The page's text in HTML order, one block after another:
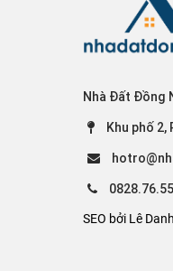
Nhà Đất Đồng
Khu phố
SEO bởi Lê Danh